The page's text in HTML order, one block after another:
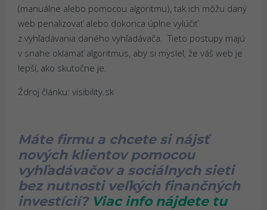
(manuálne alebo pomocou algoritmu), tak ich môžu daný
web penalizovať alebo dokonca úplne vylúčiť
z vyhľadávania daného vyhľadávača. Tieto postupy majú
v snahe oklamať algoritmus, aby si myslel, že váš web je
lepší, ako skutočne je.
Źdroj článku: visibility.sk
Máte firmu a chcete si nájsť
nových klientov pomocou
vyhľadávačov a sociálnych sieti
bez nutnosti veľkých finančných
investícií?Viac info nájdete tu